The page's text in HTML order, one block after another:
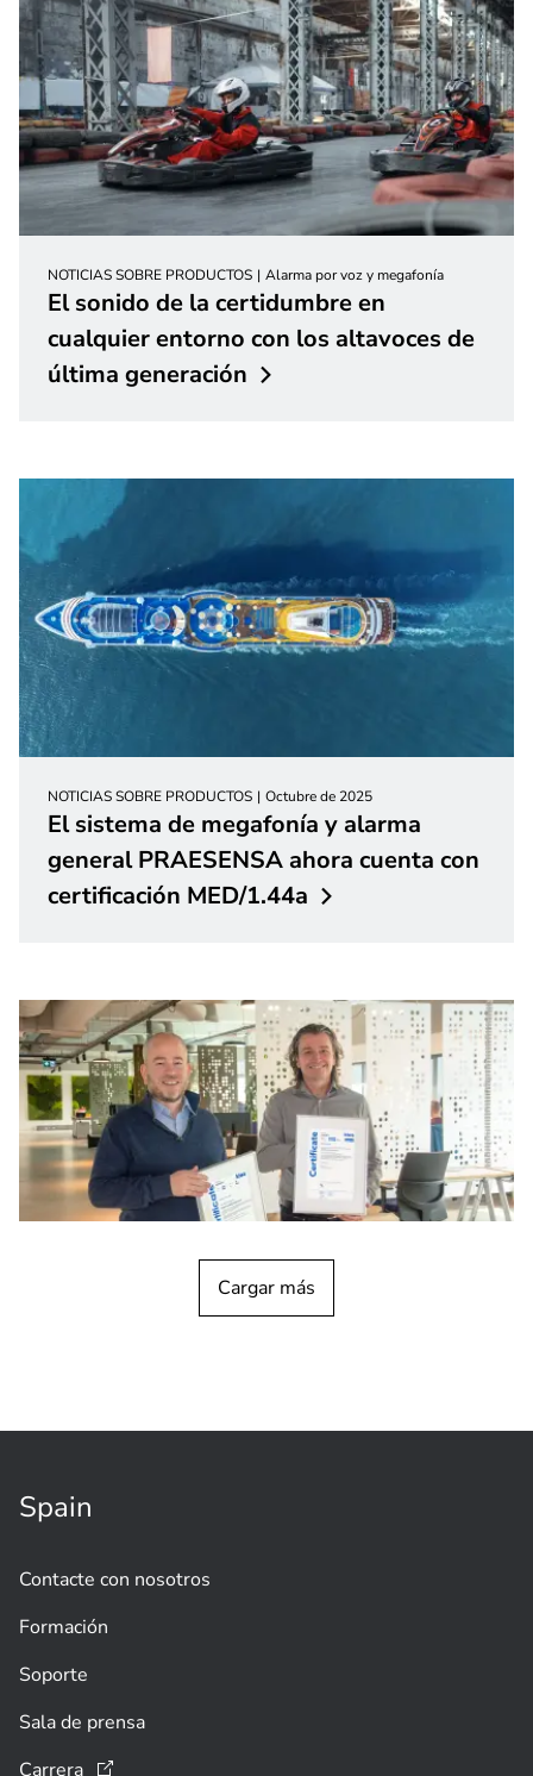
NOTICIAS SOBRE PRODUCTOS Alarma por voz y megafonía
El sonido de la certidumbre en
cualquier entorno con los altavoces de
última generación
NOTICIAS SOBRE PRODUCTOS Octubre de 2025
El sistema de megafonía y alarma
general PRAESENSA ahora cuenta con
certificación MED/1.44a
NOTICIAS SOBRE PRODUCTOS Agosto de 2025
Cargar más
Spain
Contacte con nosotros
Formación
Soporte
Sala de prensa
Carrera